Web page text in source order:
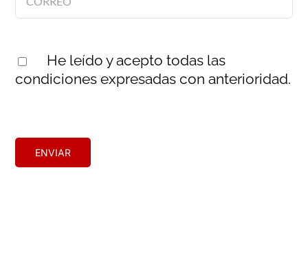
He leído y acepto todas las
condiciones expresadas con anterioridad.